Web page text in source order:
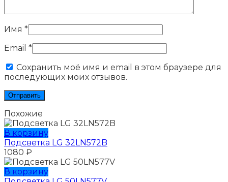
Имя *
Email *
Сохранить моё имя и email в этом браузере для
последующих моих отзывов.
Похожие
В корзину
Подсветка LG 32LN572B
1080 ₽
В корзину